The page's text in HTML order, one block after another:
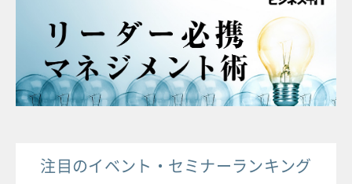
注目のイベント・セミナーランキング